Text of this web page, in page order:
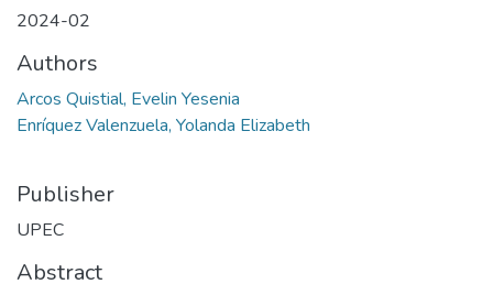
2024-02
Authors
Arcos Quistial, Evelin Yesenia
Enríquez Valenzuela, Yolanda Elizabeth
Publisher
UPEC
Abstract